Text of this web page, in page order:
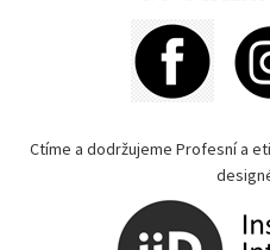
Ctíme a dodržujeme Profesní a